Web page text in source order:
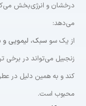
درخشان و انرژی‌بخش
می‌دهد:
از یک سو سبک، لیمویی
زنجبیل می‌تواند در برخی
کند و به همین دلیل در
محبوب است.